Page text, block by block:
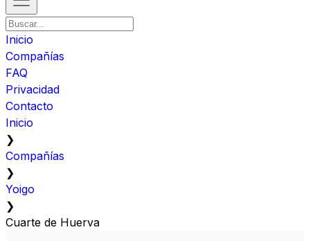
Inicio
Compañías
FAQ
Privacidad
Contacto
Inicio
❯
Compañías
❯
Yoigo
❯
Cuarte de Huerva